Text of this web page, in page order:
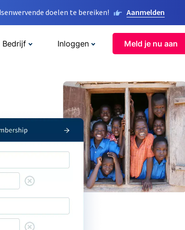
doelen te bereiken! Aanmelden
Bedrijf Inloggen Meld je nu aan